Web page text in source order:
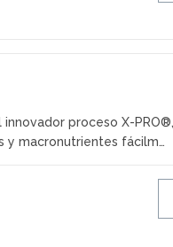
proceso X-PRO®,
y macronutrientes fácilm…